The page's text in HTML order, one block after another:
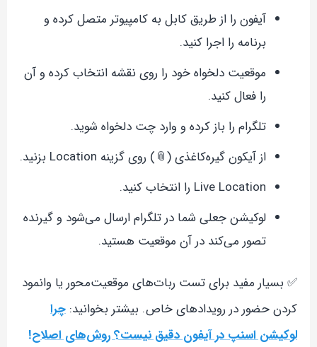
آیفون را از طریق کابل به کامپیوتر متصل کرده و
برنامه را اجرا کنید.
موقعیت دلخواه خود را روی نقشه انتخاب کرده و آن
را فعال کنید.
تلگرام را باز کرده و وارد چت دلخواه شوید.
از آیکون گیره‌کاغذی (📎) روی گزینه Location بزنید.
Live Location را انتخاب کنید.
لوکیشن جعلی شما در تلگرام ارسال می‌شود و گیرنده
تصور می‌کند در آن موقعیت هستید.
✅ بسیار مفید برای تست ربات‌های موقعیت‌محور یا وانمود
کردن حضور در رویدادهای خاص. بیشتر بخوانید: چرا
لوکیشن اسنپ در آیفون دقیق نیست؟ روش‌های اصلاح!